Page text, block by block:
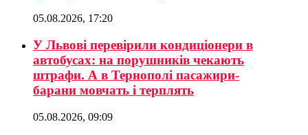
05.08.2026, 17:20
У Львові перевірили кондиціонери в
автобусах: на порушників чекають
штрафи. А в Тернополі пасажири-
барани мовчать і терплять
05.08.2026, 09:09